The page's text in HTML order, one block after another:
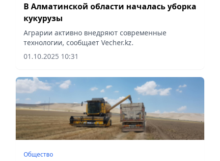
В Алматинской области началась уборка
кукурузы
Аграрии активно внедряют современные
технологии, сообщает Vecher.kz.
01.10.2025 10:31
Общество